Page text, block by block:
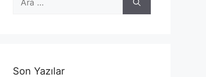
ara
Son Yazılar